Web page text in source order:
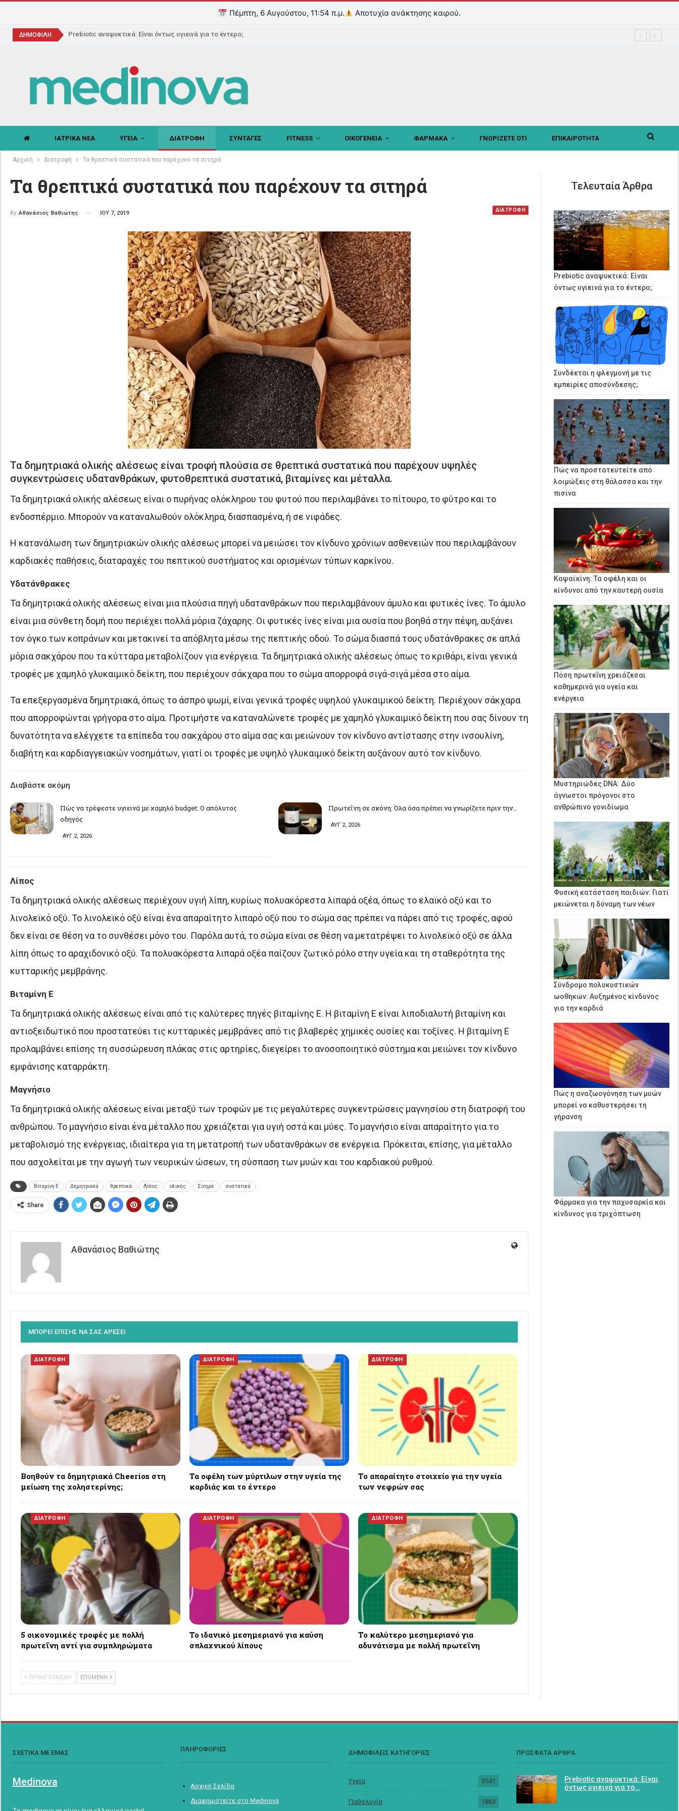
Πέμπτη, 6 Αυγούστου, 11:54 π.μ. Αποτυχία ανάκτησης καιρού.
ΔΗΜΟΦΙΛΗ Prebiotic αναψυκτικά: Είναι όντως υγιεινά για το έντερο;
ΙΑΤΡΙΚΑ ΝΕΑ ΥΓΕΙΑ ΔΙΑΤΡΟΦΗ ΣΥΝΤΑΓΕΣ FITNESS ΟΙΚΟΓΕΝΕΙΑ ΦΑΡΜΑΚΑ ΓΝΩΡΙΖΕΤΕ ΟΤΙ ΕΠΙΚΑΙΡΟΤΗΤΑ
Αρχική Διατροφή Τα θρεπτικά συστατικά που παρέχουν τα σιτηρά
Τα θρεπτικά συστατικά που παρέχουν τα σιτηρά
ΔΙΑΤΡΟΦΗ
By Αθανάσιος Βαθιώτης ΙΟΥ 7, 2019
Τα δημητριακά ολικής αλέσεως είναι τροφή πλούσια σε θρεπτικά συστατικά που παρέχουν υψηλές
συγκεντρώσεις υδατανθράκων, φυτοθρεπτικά συστατικά, βιταμίνες και μέταλλα.
Τα δημητριακά ολικής αλέσεως είναι ο πυρήνας ολόκληρου του φυτού που περιλαμβάνει το πίτουρο, το φύτρο και το
ενδοσπέρμιο. Μπορούν να καταναλωθούν ολόκληρα, διασπασμένα, ή σε νιφάδες.
Η κατανάλωση των δημητριακών ολικής αλέσεως μπορεί να μειώσει τον κίνδυνο χρόνιων ασθενειών που περιλαμβάνουν
καρδιακές παθήσεις, διαταραχές του πεπτικού συστήματος και ορισμένων τύπων καρκίνου.
Υδατάνθρακες
Τα δημητριακά ολικής αλέσεως είναι μια πλούσια πηγή υδατανθράκων που περιλαμβάνουν άμυλο και φυτικές ίνες. Το άμυλο
είναι μια σύνθετη δομή που περιέχει πολλά μόρια ζάχαρης. Οι φυτικές ίνες είναι μια ουσία που βοηθά στην πέψη, αυξάνει
τον όγκο των κοπράνων και μετακινεί τα απόβλητα μέσω της πεπτικής οδού. Το σώμα διασπά τους υδατάνθρακες σε απλά
μόρια σακχάρου που τα κύτταρα μεταβολίζουν για ενέργεια. Τα δημητριακά ολικής αλέσεως όπως το κριθάρι, είναι γενικά
τροφές με χαμηλό γλυκαιμικό δείκτη, που περιέχουν σάκχαρα που το σώμα απορροφά σιγά-σιγά μέσα στο αίμα.
Τα επεξεργασμένα δημητριακά, όπως το άσπρο ψωμί, είναι γενικά τροφές υψηλού γλυκαιμικού δείκτη. Περιέχουν σάκχαρα
που απορροφώνται γρήγορα στο αίμα. Προτιμήστε να καταναλώνετε τροφές με χαμηλό γλυκαιμικό δείκτη που σας δίνουν τη
δυνατότητα να ελέγχετε τα επίπεδα του σακχάρου στο αίμα σας και μειώνουν τον κίνδυνο αντίστασης στην ινσουλίνη,
διαβήτη και καρδιαγγειακών νοσημάτων, γιατί οι τροφές με υψηλό γλυκαιμικό δείκτη αυξάνουν αυτό τον κίνδυνο.
Διαβάστε ακόμη
Πώς να τρέφεστε υγιεινά με χαμηλό budget: Ο απόλυτος
οδηγός
ΑΥΓ 2, 2026
Πρωτεΐνη σε σκόνη: Όλα όσα πρέπει να γνωρίζετε πριν την…
ΑΥΓ 2, 2026
Λίπος
Τα δημητριακά ολικής αλέσεως περιέχουν υγιή λίπη, κυρίως πολυακόρεστα λιπαρά οξέα, όπως το ελαϊκό οξύ και το
λινολεϊκό οξύ. Το λινολεϊκό οξύ είναι ένα απαραίτητο λιπαρό οξύ που το σώμα σας πρέπει να πάρει από τις τροφές, αφού
δεν είναι σε θέση να το συνθέσει μόνο του. Παρόλα αυτά, το σώμα είναι σε θέση να μετατρέψει το λινολεϊκό οξύ σε άλλα
λίπη όπως το αραχιδονικό οξύ. Τα πολυακόρεστα λιπαρά οξέα παίζουν ζωτικό ρόλο στην υγεία και τη σταθερότητα της
κυτταρικής μεμβράνης.
Βιταμίνη Ε
Τα δημητριακά ολικής αλέσεως είναι από τις καλύτερες πηγές βιταμίνης Ε. Η βιταμίνη Ε είναι λιποδιαλυτή βιταμίνη και
αντιοξειδωτικό που προστατεύει τις κυτταρικές μεμβράνες από τις βλαβερές χημικές ουσίες και τοξίνες. Η βιταμίνη Ε
προλαμβάνει επίσης τη συσσώρευση πλάκας στις αρτηρίες, διεγείρει το ανοσοποιητικό σύστημα και μειώνει τον κίνδυνο
εμφάνισης καταρράκτη.
Μαγνήσιο
Τα δημητριακά ολικής αλέσεως είναι μεταξύ των τροφών με τις μεγαλύτερες συγκεντρώσεις μαγνησίου στη διατροφή του
ανθρώπου. Το μαγνήσιο είναι ένα μέταλλο που χρειάζεται για υγιή οστά και μύες. Το μαγνήσιο είναι απαραίτητο για το
μεταβολισμό της ενέργειας, ιδιαίτερα για τη μετατροπή των υδατανθράκων σε ενέργεια. Πρόκειται, επίσης, για μέταλλο
που ασχολείται με την αγωγή των νευρικών ώσεων, τη σύσπαση των μυών και του καρδιακού ρυθμού.
Βιταμίνη Ε Δημητριακά θρεπτικά Λίπος ολικής Σιτηρά συστατικά
Share
Αθανάσιος Βαθιώτης
ΜΠΟΡΕΙ ΕΠΙΣΗΣ ΝΑ ΣΑΣ ΑΡΕΣΕΙ
ΔΙΑΤΡΟΦΗ
Βοηθούν τα δημητριακά Cheerios στη
μείωση της χοληστερίνης;
ΔΙΑΤΡΟΦΗ
Τα οφέλη των μύρτιλων στην υγεία της
καρδιάς και το έντερο
ΔΙΑΤΡΟΦΗ
Το απαραίτητο στοιχείο για την υγεία
των νεφρών σας
ΔΙΑΤΡΟΦΗ
5 οικονομικές τροφές με πολλή
πρωτεΐνη αντί για συμπληρώματα
ΔΙΑΤΡΟΦΗ
Το ιδανικό μεσημεριανό για καύση
σπλαχνικού λίπους
ΔΙΑΤΡΟΦΗ
Το καλύτερο μεσημεριανό για
αδυνάτισμα με πολλή πρωτεΐνη
ΠΡΟΗΓΟΥΜΕΝΗ ΕΠΟΜΕΝΗ
Τελευταία Άρθρα
Prebiotic αναψυκτικά: Είναι
όντως υγιεινά για το έντερο;
Συνδέεται η φλεγμονή με τις
εμπειρίες αποσύνδεσης;
Πώς να προστατευτείτε από
λοιμώξεις στη θάλασσα και την
πισίνα
Καψαϊκίνη: Τα οφέλη και οι
κίνδυνοι από την καυτερή ουσία
Πόση πρωτεΐνη χρειάζεσαι
καθημερινά για υγεία και
ενέργεια
Μυστηριώδες DNA: Δύο
άγνωστοι πρόγονοι στο
ανθρώπινο γονιδίωμα
Φυσική κατάσταση παιδιών: Γιατί
μειώνεται η δύναμη των νέων
Σύνδρομο πολυκυστικών
ωοθηκών: Αυξημένος κίνδυνος
για την καρδιά
Πώς η αναζωογόνηση των μυών
μπορεί να καθυστερήσει τη
γήρανση
Φάρμακα για την παχυσαρκία και
κίνδυνος για τριχόπτωση
ΣΧΕΤΙΚΑ ΜΕ ΕΜΑΣ
Medinova
ΠΛΗΡΟΦΟΡΙΕΣ
Αρχική Σελίδα
Διαφημιστείτε στο Medinova
ΔΗΜΟΦΙΛΕΙΣ ΚΑΤΗΓΟΡΙΕΣ
Υγεία 3541
Παθολογία 1863
ΠΡΟΣΦΑΤΑ ΑΡΘΡΑ
Prebiotic αναψυκτικά: Είναι
όντως υγιεινά για το…